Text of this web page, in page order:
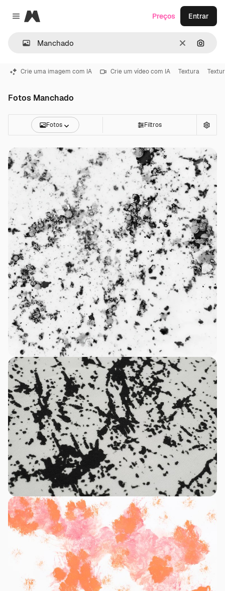
Close menu
Magnific
Limpar
Preços Entrar
Crie uma imagem com IA Crie um vídeo com IA Textura
Fotos Manchado
Fotos Filtros